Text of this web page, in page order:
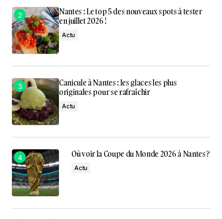
Nantes : Le top 5 des nouveaux spots à tester
en juillet 2026 !
Actu
Canicule à Nantes : les glaces les plus
originales pour se rafraîchir
Actu
Où voir la Coupe du Monde 2026 à Nantes ?
Actu